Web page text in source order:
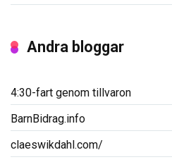
Andra bloggar
4:30-fart genom tillvaron
BarnBidrag.info
claeswikdahl.com/